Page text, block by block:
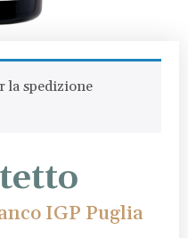
la spedizione
IGP Puglia